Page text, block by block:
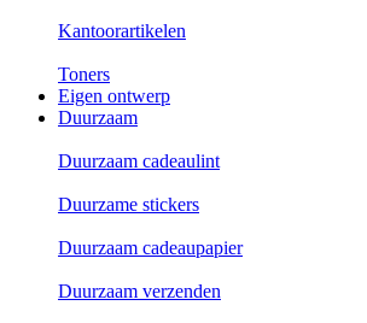
Kantoorartikelen
Toners
Eigen ontwerp
Duurzaam
Duurzaam cadeaulint
Duurzame stickers
Duurzaam cadeaupapier
Duurzaam verzenden